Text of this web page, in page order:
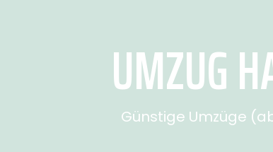
UMZUG
Günstige Umzüge